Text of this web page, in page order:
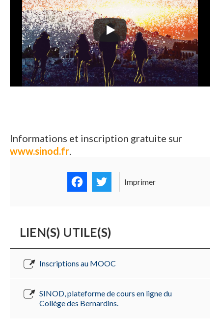
Informations et inscription gratuite sur
www.sinod.fr.
FacebookTwitter
Imprimer
LIEN(S) UTILE(S)
Inscriptions au MOOC
SINOD, plateforme de cours en ligne du
Collège des Bernardins.